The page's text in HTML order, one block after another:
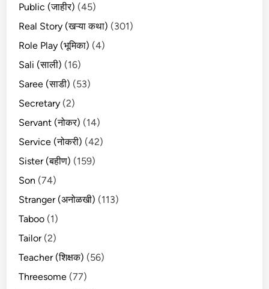
Public (जाहीर) (45)
Real Story (खऱ्या कथा) (301)
Role Play (भूमिका) (4)
Sali (साली) (16)
Saree (साडी) (53)
Secretary (2)
Servant (नोकर) (14)
Service (नोकरी) (42)
Sister (बहीण) (159)
Son (74)
Stranger (अनोळखी) (113)
Taboo (1)
Tailor(2)
Teacher (शिक्षक) (56)
Threesome (77)